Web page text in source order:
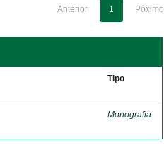
Anterior 1 Póximo
Tipo
Monografia